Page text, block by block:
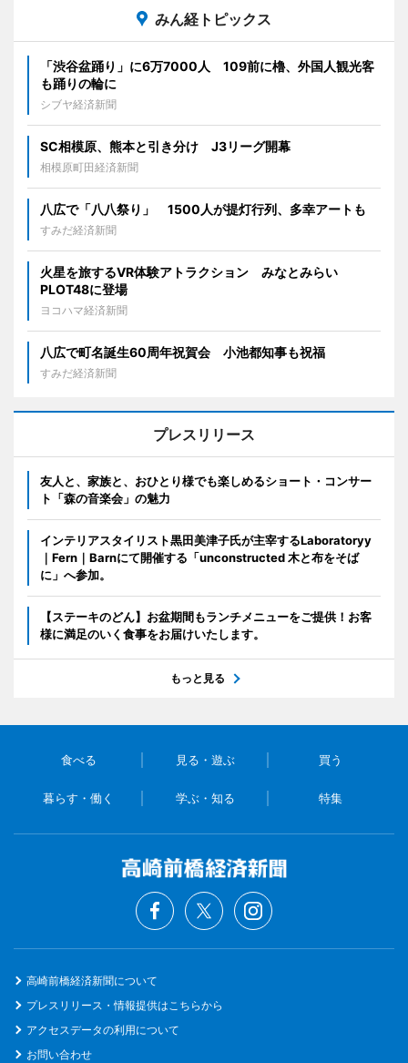
みん経トピックス
「渋谷盆踊り」に6万7000人 109前に櫓、外国人観光客
も踊りの輪に
シブヤ経済新聞
SC相模原、熊本と引き分け J3リーグ開幕
相模原町田経済新聞
八広で「八八祭り」 1500人が提灯行列、多幸アートも
すみだ経済新聞
火星を旅するVR体験アトラクション みなとみらい
PLOT48に登場
ヨコハマ経済新聞
八広で町名誕生60周年祝賀会 小池都知事も祝福
すみだ経済新聞
プレスリリース
友人と、家族と、おひとり様でも楽しめるショート・コンサー
ト「森の音楽会」の魅力
インテリアスタイリスト黒田美津子氏が主宰するLaboratoryy
｜Fern｜Barnにて開催する「unconstructed 木と布をそば
に」へ参加。
【ステーキのどん】お盆期間もランチメニューをご提供！お客
様に満足のいく食事をお届けいたします。
もっと見る
食べる 見る・遊ぶ 買う
暮らす・働く 学ぶ・知る 特集
高崎前橋経済新聞について
プレスリリース・情報提供はこちらから
アクセスデータの利用について
お問い合わせ